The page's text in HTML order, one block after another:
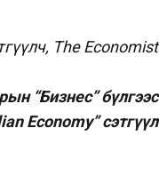
The Economist
“Бизнес” бүлгээс
Economy” сэтгүүл